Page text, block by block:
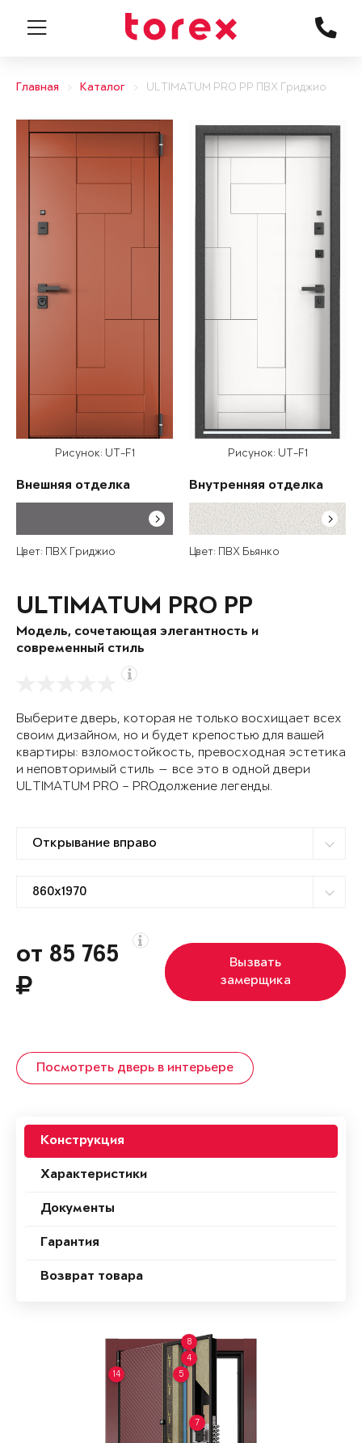
Главная Каталог ULTIMATUM PRO PP ПВХ Гриджио
Рисунок: UT-F1
Внешняя отделка
Цвет: ПВХ Гриджио
Рисунок: UT-F1
Внутренняя отделка
Цвет: ПВХ Бьянко
ULTIMATUM PRO PP
Модель, сочетающая элегантность и
современный стиль
Выберите дверь, которая не только восхищает всех
своим дизайном, но и будет крепостью для вашей
квартиры: взломостойкость, превосходная эстетика
и неповторимый стиль — все это в одной двери
ULTIMATUM PRO – PROдолжение легенды.
от 85 765
Вызвать
замерщика
Посмотреть дверь в интерьере
Конструкция
Характеристики
Документы
Гарантия
Возврат товара
4
5
7
8
14